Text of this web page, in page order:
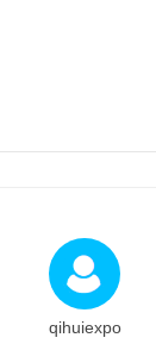
qihuiexpo